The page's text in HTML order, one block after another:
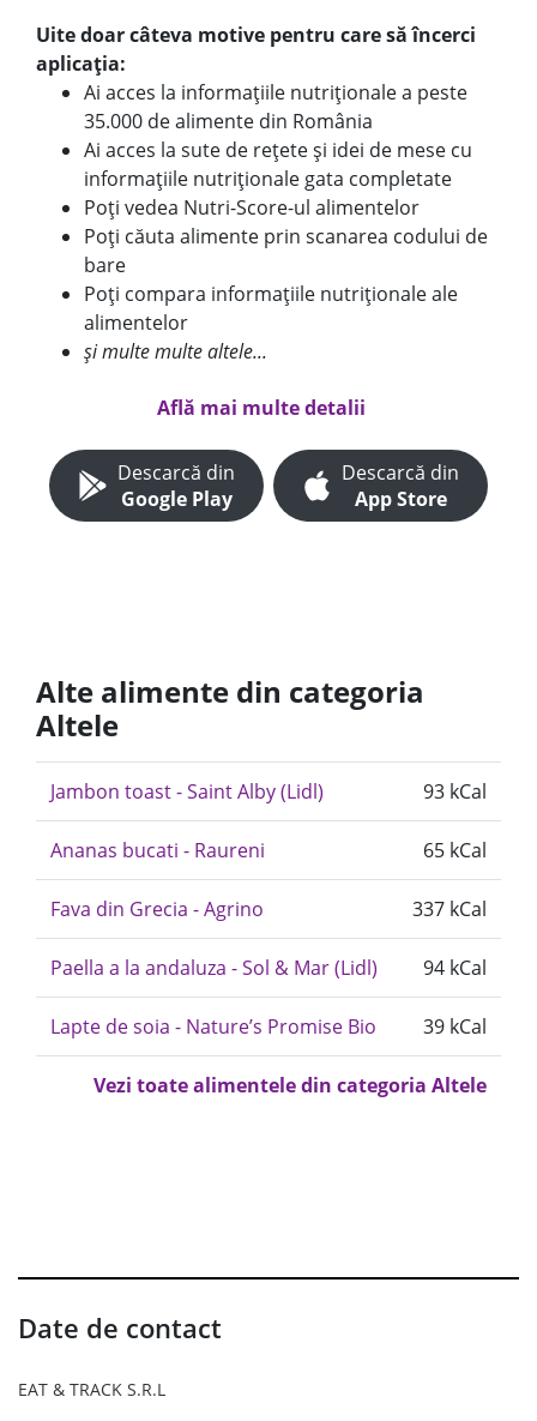
Uite doar câteva motive pentru care să încerci
aplicația:
Ai acces la informațiile nutriționale a peste
35.000 de alimente din România
Ai acces la sute de rețete și idei de mese cu
informațiile nutriționale gata completate
Poți vedea Nutri-Score-ul alimentelor
Poți căuta alimente prin scanarea codului de
bare
Poți compara informațiile nutriționale ale
alimentelor
și multe multe altele...
Află mai multe detalii
Descarcă din
Google Play
Descarcă din
App Store
Alte alimente din categoria
Altele
Jambon toast - Saint Alby (Lidl) 93 kCal
Ananas bucati - Raureni 65 kCal
Fava din Grecia - Agrino 337 kCal
Paella a la andaluza - Sol & Mar (Lidl) 94 kCal
Lapte de soia - Nature’s Promise Bio 39 kCal
Vezi toate alimentele din categoria Altele
Date de contact
EAT & TRACK S.R.L